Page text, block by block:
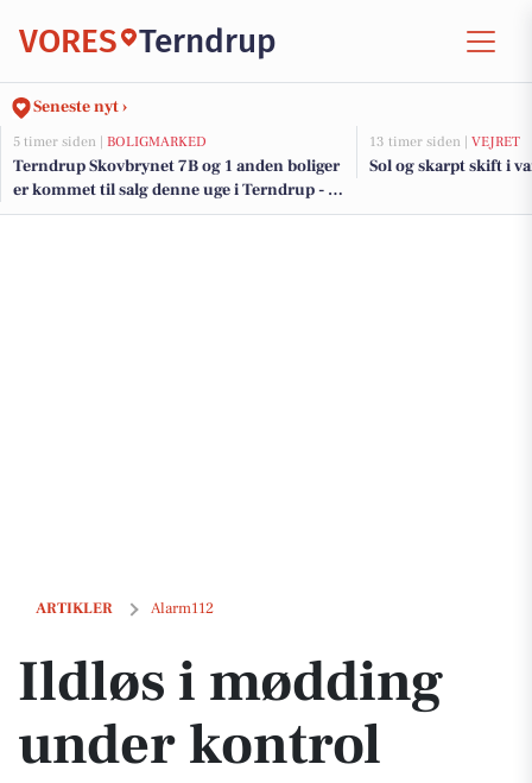
VORES Terndrup
Seneste nyt ›
5 timer siden | BOLIGMARKED
Terndrup Skovbrynet 7B og 1 anden boliger
er kommet til salg denne uge i Terndrup - se
boligerne her.
13 timer siden | VEJRET
Sol og skarpt skift i
ARTIKLER Alarm112
Ildløs i mødding under kontrol
Ildløs i mødding
under kontrol